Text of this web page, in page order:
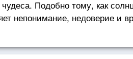
Подобно тому, как
непонимание, недоверие и